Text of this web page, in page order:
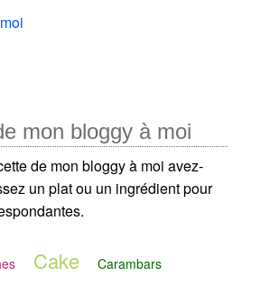
mon bloggy à moi
de mon bloggy à moi avez-
un plat ou un ingrédient pour
Cake Carambars